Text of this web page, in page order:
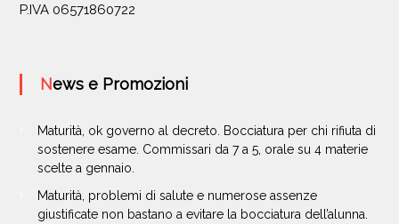
P.IVA 06571860722
News e Promozioni
Maturità, ok governo al decreto. Bocciatura per chi rifiuta di
sostenere esame. Commissari da 7 a 5, orale su 4 materie
scelte a gennaio.
Maturità, problemi di salute e numerose assenze
giustificate non bastano a evitare la bocciatura dell’alunna.